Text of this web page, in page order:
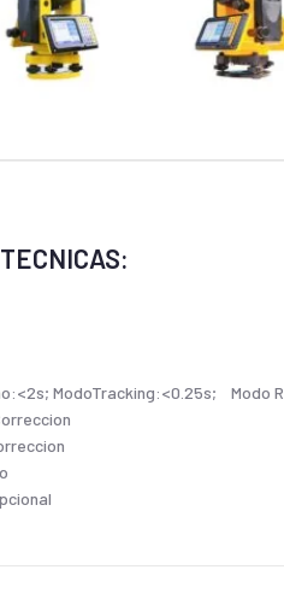
ModoTracking:<0.25s; Modo